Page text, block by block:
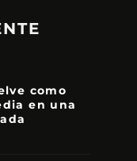
como
en una